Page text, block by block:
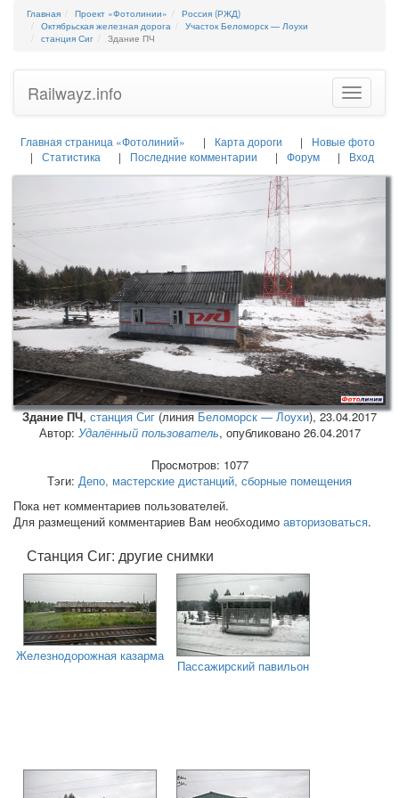
Главная Проект «Фотолинии»
Россия (РЖД)
Октябрьская железная дорога
Участок Беломорск — Лоухи
станция Сиг
Здание ПЧ
Toggle
Railwayz.info
Главная страница «Фотолиний» Карта дороги
Новые фото
Статистика
Последние комментарии Форум Вход
Здание ПЧ,станция Сиг (линияБеломорск — Лоухи),23.04.2017
Автор: Удалённый пользователь, опубликовано 26.04.2017
Просмотров: 1077
Тэги: Депо, мастерские дистанций, сборные помещения
Пока нет комментариев пользователей.
Для размещений комментариев Вам необходимо авторизоваться.
Станция Сиг: другие снимки
Железнодорожная казарма
Пассажирский павильон